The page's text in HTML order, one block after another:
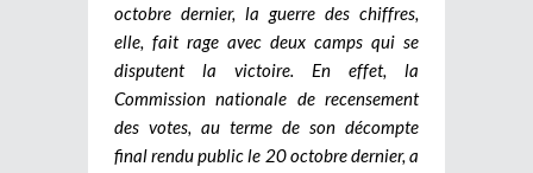
octobre dernier, la guerre des chiffres,
elle, fait rage avec deux camps qui se
disputent la victoire. En effet, la
Commission nationale de recensement
des votes, au terme de son décompte
final rendu public le 20 octobre dernier, a